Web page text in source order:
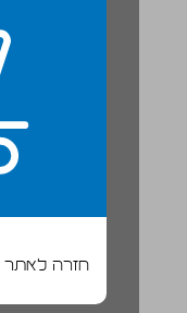
חזרה לאתר